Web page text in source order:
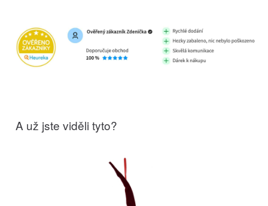
A už jste viděli tyto?